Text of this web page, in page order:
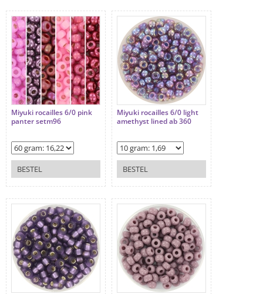
Miyuki rocailles 6/0 pink
panter setm96
BESTEL
Miyuki rocailles 6/0 light
amethyst lined ab 360
BESTEL